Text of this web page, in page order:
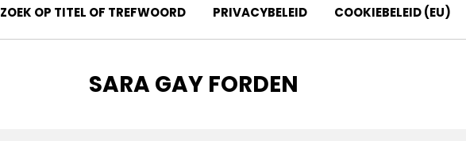
ZOEK OP TITEL OF TREFWOORD PRIVACYBELEID COOKIEBELEID (EU)
TAG
:
SARA GAY FORDEN